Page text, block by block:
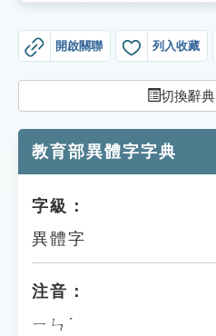
遊戲專區
教學應用
貓頭鷹博士
開啟關聯 列入收藏
切換辭典
教育部異體字字典
字級：
異體字
注音：
ㄧㄣˊ